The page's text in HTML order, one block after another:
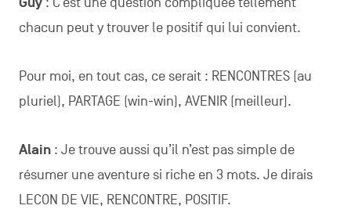
chacun peut y trouver le positif qui lui convient.
Pour moi, en tout cas, ce serait : RENCONTRES (au
pluriel), PARTAGE (win-win), AVENIR (meilleur).
Alain : Je trouve aussi qu’il n’est pas simple de
résumer une aventure si riche en 3 mots. Je dirais
LECON DE VIE, RENCONTRE, POSITIF.